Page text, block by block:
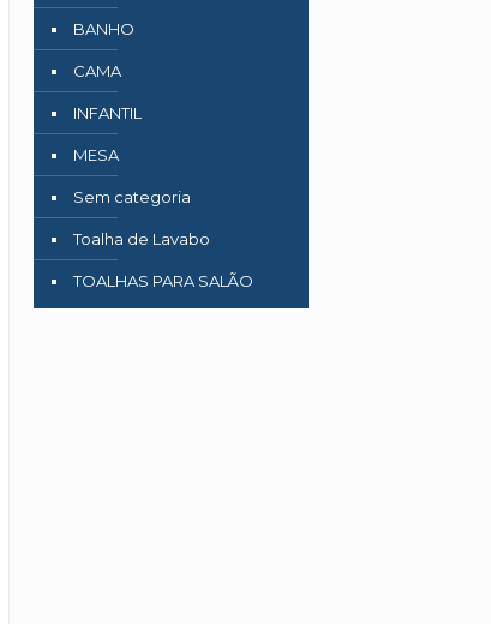
BANHO
CAMA
INFANTIL
MESA
Sem categoria
Toalha de Lavabo
TOALHAS PARA SALÃO